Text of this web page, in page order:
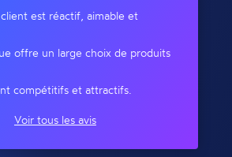
est réactif, aimable et
offre un large choix de produits
compétitifs et attractifs.
Voir tous les avis